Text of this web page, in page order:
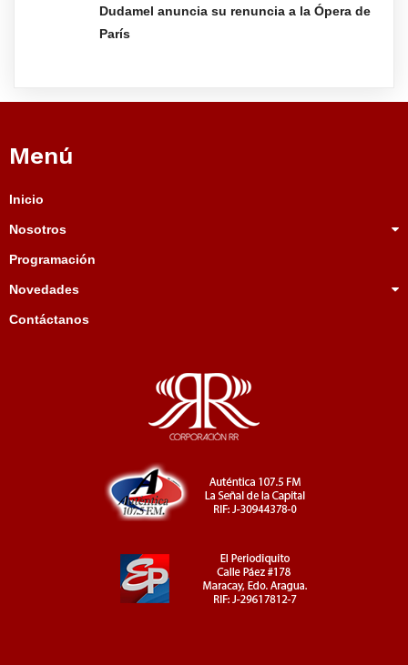
Dudamel anuncia su renuncia a la Ópera de
París
Menú
Inicio
Nosotros
Programación
Novedades
Contáctanos